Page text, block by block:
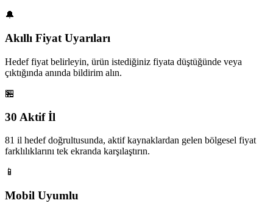
🔔
Akıllı Fiyat Uyarıları
Hedef fiyat belirleyin, ürün istediğiniz fiyata düştüğünde veya
çıktığında anında bildirim alın.
🏪
30 Aktif İl
81 il hedef doğrultusunda, aktif kaynaklardan gelen bölgesel fiyat
farklılıklarını tek ekranda karşılaştırın.
📱
Mobil Uyumlu